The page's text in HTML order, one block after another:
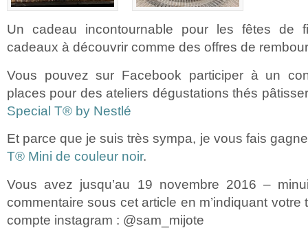
Un cadeau incontournable pour les fêtes de
cadeaux à découvrir comme des offres de
Vous pouvez sur Facebook participer à un
places pour des ateliers dégustations thés
Special T® by Nestlé
Et parce que je suis très sympa, je vous fais
T® Mini de couleur noir.
Vous avez jusqu’au 19 novembre 2016 –
commentaire sous cet article en m’indiquant
compte instagram : @sam_mijote